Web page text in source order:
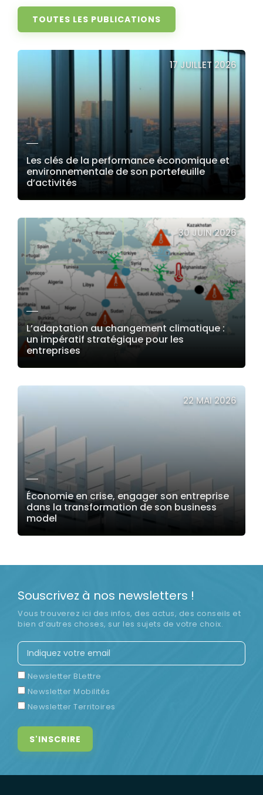
TOUTES LES PUBLICATIONS
17 JUILLET 2026
Les clés de la performance économique et
environnementale de son portefeuille
d’activités
LIRE LA SUITE
30 JUIN 2026
L’adaptation au changement climatique :
un impératif stratégique pour les
entreprises
LIRE LA SUITE
22 MAI 2026
Économie en crise, engager son entreprise
dans la transformation de son business
model
Souscrivez à nos newsletters !
Vous trouverez ici des infos, des actus, des conseils et
bien d’autres choses, sur les sujets de votre choix.
Newsletter BLettre
Newsletter Mobilités
Newsletter Territoires